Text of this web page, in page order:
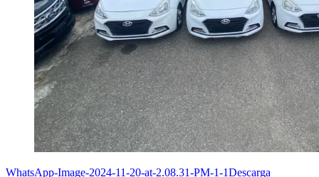
WhatsApp-Image-2024-11-20-at-2.08.31-PM-1-1Descarga